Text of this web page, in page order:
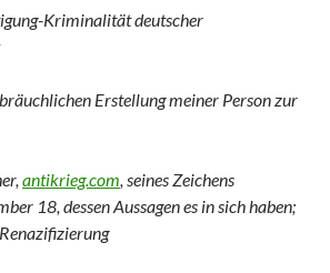
Kriminalität deutscher
Erstellung meiner Person zur
antikrieg.com, seines Zeichens
18, dessen Aussagen es in sich haben;